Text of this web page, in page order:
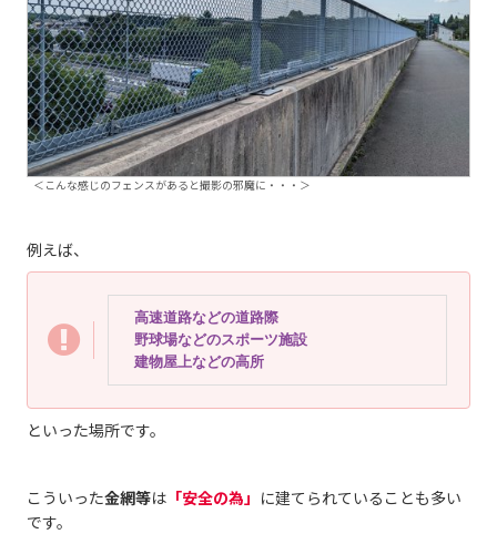
＜こんな感じのフェンスがあると撮影の邪魔に・・・＞
例えば、
高速道路などの道路際
野球場などのスポーツ施設
建物屋上などの高所
といった場所です。
こういった金網等は 「安全の為」 に建てられていることも多い
です。